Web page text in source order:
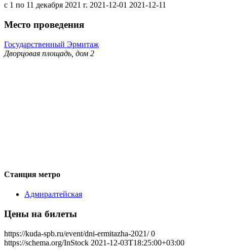
с 1 по 11 декабря 2021 г. 2021-12-01 2021-12-11
Место проведения
Государственный Эрмитаж
Дворцовая площадь, дом 2
Станция метро
Адмиралтейская
Цены на билеты
https://kuda-spb.ru/event/dni-ermitazha-2021/ 0
https://schema.org/InStock 2021-12-03T18:25:00+03:00